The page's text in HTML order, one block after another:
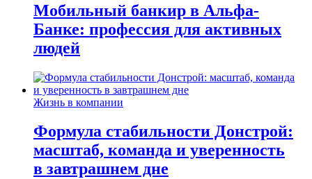
Мобильный банкир в Альфа-
Банке: профессия для активных
людей
Жизнь в компании
Формула стабильности Донстрой:
масштаб, команда и уверенность
в завтрашнем дне